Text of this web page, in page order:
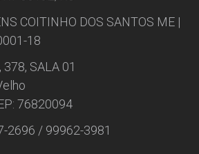
COITINHO DOS SANTOS ME |
18
378, SALA 01
76820094
2696 / 99962-3981